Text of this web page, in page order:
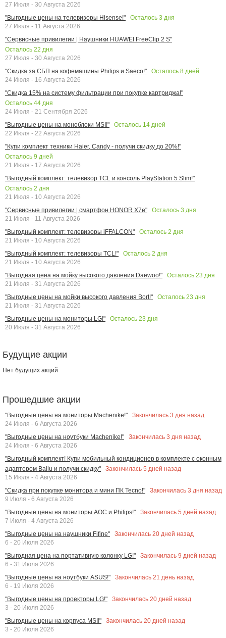
27 Июля - 30 Августа 2026
"Выгодные цены на телевизоры Hisense!"
Осталось 3 дня
27 Июля - 11 Августа 2026
"Сервисные привилегии | Наушники HUAWEI FreeClip 2 S"
Осталось 22 дня
27 Июля - 30 Августа 2026
"Скидка за СБП на кофемашины Philips и Saeco!"
Осталось 8 дней
24 Июля - 16 Августа 2026
"Скидка 15% на систему фильтрации при покупке картриджа!"
Осталось 44 дня
24 Июля - 21 Сентября 2026
"Выгодные цены на моноблоки MSI!"
Осталось 14 дней
22 Июля - 22 Августа 2026
"Купи комплект техники Haier, Candy - получи скидку до 20%!"
Осталось 9 дней
21 Июля - 17 Августа 2026
"Выгодный комплект: телевизор TCL и консоль PlayStation 5 Slim!"
Осталось 2 дня
21 Июля - 10 Августа 2026
"Сервисные привилегии | смартфон HONOR X7e"
Осталось 3 дня
21 Июля - 11 Августа 2026
"Выгодный комплект: телевизоры iFFALCON"
Осталось 2 дня
21 Июля - 10 Августа 2026
"Выгодный комплект: телевизоры TCL!"
Осталось 2 дня
21 Июля - 10 Августа 2026
"Выгодная цена на мойку высокого давления Daewoo!"
Осталось 23 дня
21 Июля - 31 Августа 2026
"Выгодные цены на мойки высокого давления Bort!"
Осталось 23 дня
21 Июля - 31 Августа 2026
"Выгодные цены на мониторы LG!"
Осталось 23 дня
20 Июля - 31 Августа 2026
Будущие акции
Нет будущих акций
Прошедшие акции
"Выгодные цены на мониторы Machenike!" Закончилась 3 дня назад
24 Июля - 6 Августа 2026
"Выгодные цены на ноутбуки Machenike!"
Закончилась 3 дня назад
24 Июля - 6 Августа 2026
"Выгодный комплект! Купи мобильный кондиционер в комплекте с оконным
адаптером Ballu и получи скидку"
Закончилась 5 дней назад
15 Июля - 4 Августа 2026
"Скидка при покупке монитора и мини ПК Tecno!"
Закончилась 3 дня назад
9 Июля - 6 Августа 2026
"Выгодные цены на мониторы AOC и Philips!"
Закончилась 5 дней назад
7 Июля - 4 Августа 2026
"Выгодные цены на наушники Fifine"
Закончилась 20 дней назад
6 - 20 Июля 2026
"Выгодная цена на портативную колонку LG!"
Закончилась 9 дней назад
6 - 31 Июля 2026
"Выгодные цены на ноутбуки ASUS!"
Закончилась 21 день назад
6 - 19 Июля 2026
"Выгодные цены на проекторы LG!"
Закончилась 20 дней назад
3 - 20 Июля 2026
"Выгодные цены на корпуса MSI!"
Закончилась 20 дней назад
3 - 20 Июля 2026